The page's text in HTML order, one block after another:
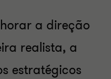
a direção
realista, a
estratégicos